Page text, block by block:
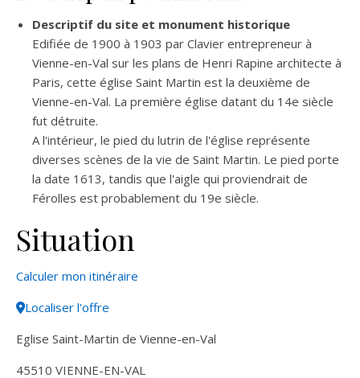
Descriptif du site et monument historique
Edifiée de 1900 à 1903 par Clavier entrepreneur à
Vienne-en-Val sur les plans de Henri Rapine architecte à
Paris, cette église Saint Martin est la deuxième de
Vienne-en-Val. La première église datant du 14e siècle
fut détruite.
A l'intérieur, le pied du lutrin de l'église représente
diverses scènes de la vie de Saint Martin. Le pied porte
la date 1613, tandis que l'aigle qui proviendrait de
Férolles est probablement du 19e siècle.
Situation
+
−
Calculer mon itinéraire
Localiser l'offre
Eglise Saint-Martin de Vienne-en-Val
45510 VIENNE-EN-VAL